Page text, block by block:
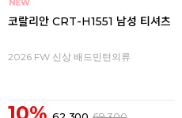
코랄리안 CRT-H1551 남성 티셔츠
2026 FW 신상 배드민턴의류
10%